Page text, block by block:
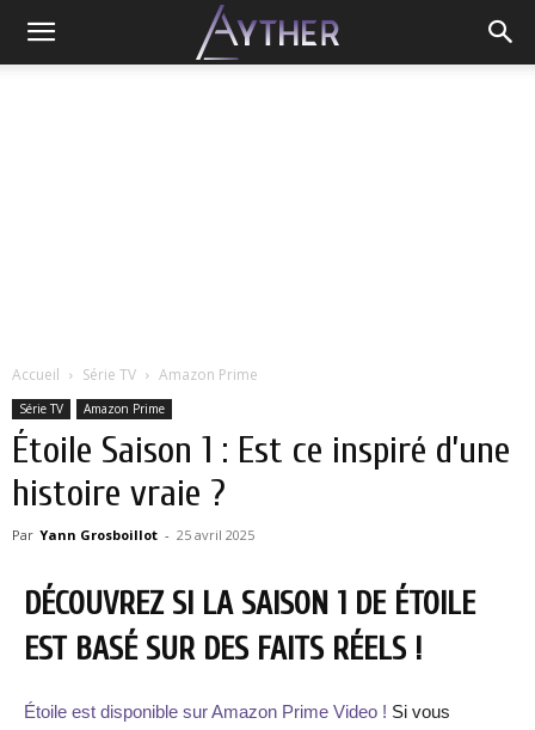
Accueil Série TV Amazon Prime
Série TV Amazon Prime
Étoile Saison 1 : Est ce inspiré d’une
histoire vraie ?
Par Yann Grosboillot - 25 avril 2025
DÉCOUVREZ SI LA SAISON 1 DE ÉTOILE
EST BASÉ SUR DES FAITS RÉELS !
Étoile est disponible sur Amazon Prime Video ! Si vous